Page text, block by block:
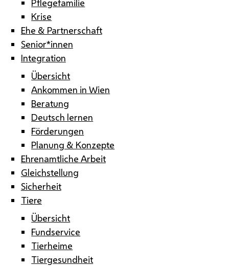
Krise
Ehe & Partnerschaft
Senior*innen
Integration
Übersicht
Ankommen in Wien
Beratung
Deutsch lernen
Förderungen
Planung & Konzepte
Ehrenamtliche Arbeit
Gleichstellung
Sicherheit
Tiere
Übersicht
Fundservice
Tierheime
Tiergesundheit